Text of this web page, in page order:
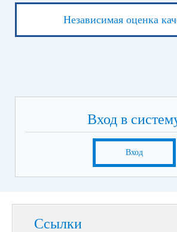
Независимая оценка
Вход в
Вход
Ссылки